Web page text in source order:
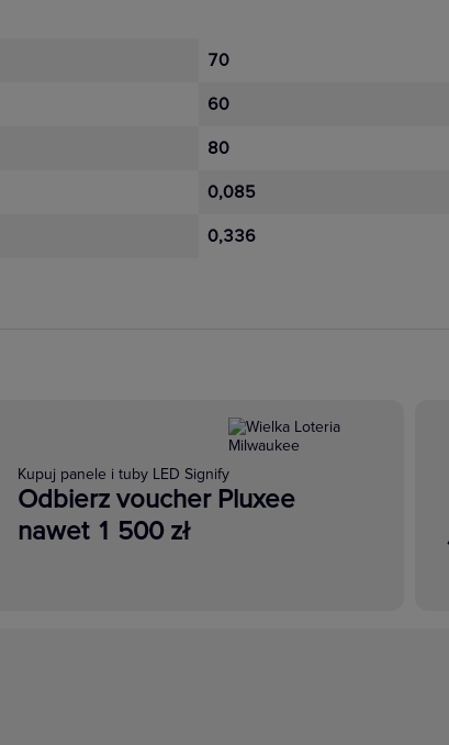
70
60
80
0,085
0,336
Kupuj panele i tuby LED Signify
Odbierz voucher Pluxee
nawet 1 500 zł